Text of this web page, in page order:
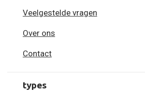
Veelgestelde vragen
Over ons
Contact
types